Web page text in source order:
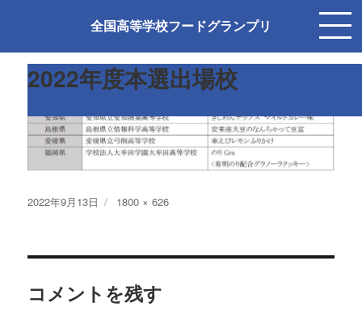
全国高等学校フードグランプリ
2022年度本選出場校
投
2022年9月13日
フ
1800 × 626
コメントを残す